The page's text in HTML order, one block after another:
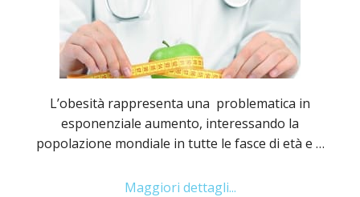
L’obesità rappresenta una problematica in
esponenziale aumento, interessando la
popolazione mondiale in tutte le fasce di età e …
Maggiori dettagli...